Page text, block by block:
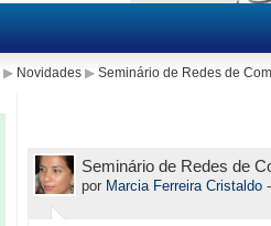
▶ Novidades ▶ Seminário de Redes de
Seminário de Redes de
por Marcia Ferreira Cristaldo-